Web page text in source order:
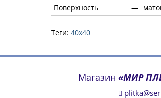
Поверхность
—
Теги: 40х40
Магазин «МИР